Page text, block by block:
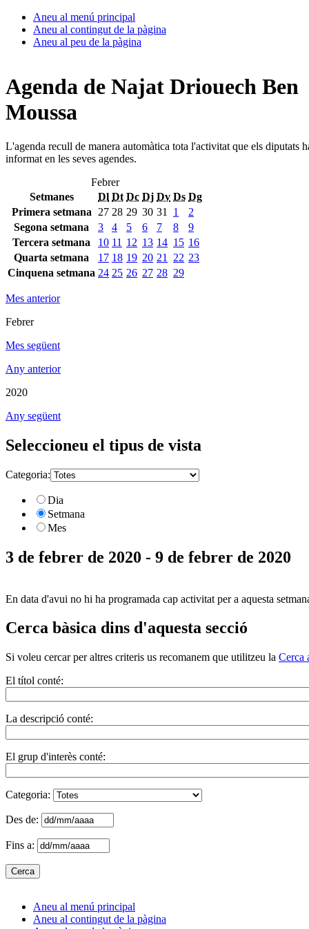
Aneu al menú principal
Aneu al contingut de la pàgina
Aneu al peu de la pàgina
Agenda de Najat Driouech Ben
Moussa
L'agenda recull de manera automàtica tota l'activitat que els diputats
informat en les seves agendes.
Febrer
Setmanes
Dl Dt Dc Dj Dv Ds Dg
Primera setmana
27 28 29 30 31 1
2
Segona setmana
3 4 5 6 7 8
9
Tercera setmana
10 11 12 13 14 15 16
Quarta setmana
17 18 19 20 21 22 23
Cinquena setmana 24 25 26 27 28 29
Mes anterior
Febrer
Mes següent
Any anterior
2020
Any següent
Seleccioneu el tipus de vista
Categoria:
Dia
Setmana
Mes
3 de febrer de 2020 - 9 de febrer de 2020
En data d'avui no hi ha programada cap activitat per a aquesta
Cerca bàsica dins d'aquesta secció
Si voleu cercar per altres criteris us recomanem que utilitzeu la Cerca
El títol conté:
La descripció conté:
El grup d'interès conté:
Categoria:
Des de:
Fins a:
Aneu al menú principal
Aneu al contingut de la pàgina